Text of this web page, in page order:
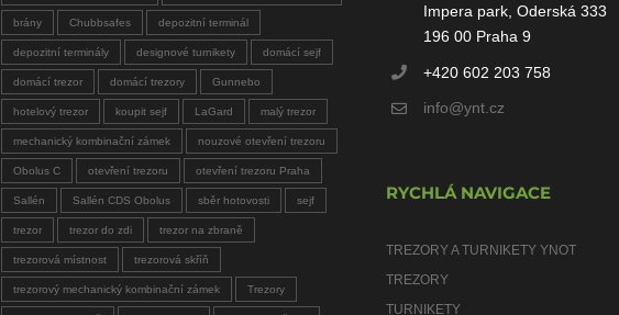
brány Chubbsafes depozitní terminál
depozitní terminály designové turnikety domácí sejf
domácí trezor domácí trezory Gunnebo
hotelový trezor koupit sejf LaGard malý trezor
mechanický kombinační zámek nouzové otevření trezoru
Obolus C otevření trezoru otevření trezoru Praha
Sallén Sallén CDS Obolus sběr hotovosti sejf
trezor trezor do zdi trezor na zbraně
trezorová místnost trezorová skříň
trezorový mechanický kombinační zámek Trezory
Impera park, Oderská 333
196 00 Praha 9
+420 602 203 758
info@ynt.cz
RYCHLÁ NAVIGACE
TREZORY A TURNIKETY YNOT
TREZORY
TURNIKETY